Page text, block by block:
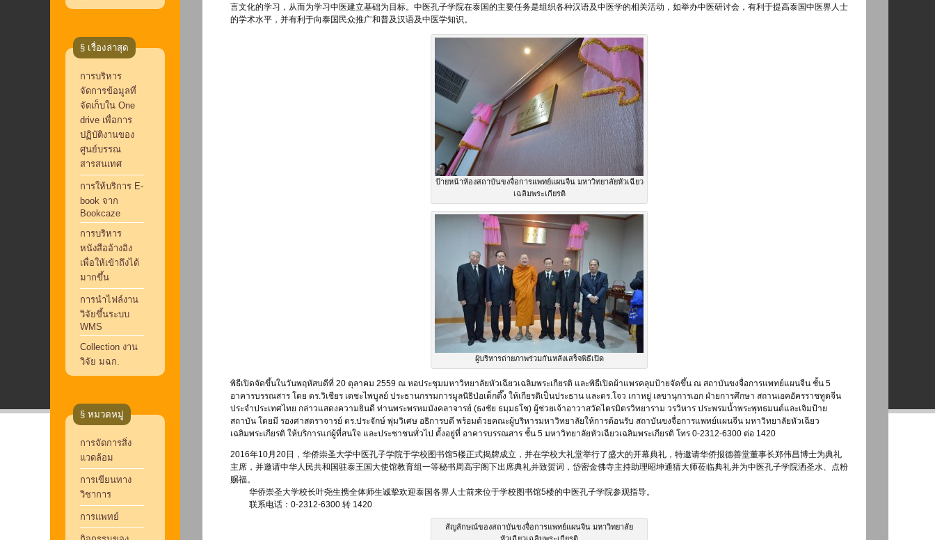
§ เรื่องล่าสุด
การบริหาร
จัดการข้อมูลที่
จัดเก็บใน One
drive เพื่อการ
ปฏิบัติงานของ
ศูนย์บรรณ
สารสนเทศ
การให้บริการ E-
book จาก
Bookcaze
การบริหาร
หนังสืออ้างอิง
เพื่อให้เข้าถึงได้
มากขึ้น
การนำไฟล์งาน
วิจัยขึ้นระบบ
WMS
Collection งาน
วิจัย มฉก.
§ หมวดหมู่
การจัดการสิ่ง
แวดล้อม
การเขียนทาง
วิชาการ
การแพทย์
言文化的学习，从而为学习中医建立基础为目标。中医孔子学院在泰国的主要任务是组织各种汉语及中医学的相关活动，如举办中医研讨会，有利于提高泰国中医界人士
的学术水平，并有利于向泰国民众推广和普及汉语及中医学知识。
ป้ายหน้าห้องสถาบันขงจื่อการแพทย์แผนจีน มหาวิทยาลัยหัวเฉียว
เฉลิมพระเกียรติ
ผู้บริหารถ่ายภาพร่วมกันหลังเสร็จพิธีเปิด
พิธีเปิดจัดขึ้นในวันพฤหัสบดีที่ 20 ตุลาคม 2559 ณ หอประชุมมหาวิทยาลัยหัวเฉียวเฉลิมพระเกียรติ และพิธีเปิดผ้าแพรคลุมป้ายจัดขึ้น ณ สถาบันขงจื่อการแพทย์แผนจีน ชั้น 5
อาคารบรรณสาร โดย ดร.วิเชียร เตชะไพบูลย์ ประธานกรรมการมูลนิธิป่อเต็กตึ๊ง ให้เกียรติเป็นประธาน และดร.โจว เกาหยู่ เลขานุการเอก ฝ่ายการศึกษา สถานเอคอัครราชทูตจีน
ประจำประเทศไทย กล่าวแสดงความยินดี ท่านพระพรหมมังคลาจารย์ (ธงชัย ธมฺมธโช) ผู้ช่วยเจ้าอาวาสวัดไตรมิตรวิทยาราม วรวิหาร ประพรมน้ำพระพุทธมนต์และเจิมป้าย
สถาบัน โดยมี รองศาสตราจารย์ ดร.ประจักษ์ พุ่มวิเศษ อธิการบดี พร้อมด้วยคณะผู้บริหารมหาวิทยาลัยให้การต้อนรับ สถาบันขงจื่อการแพทย์แผนจีน มหาวิทยาลัยหัวเฉียว
เฉลิมพระเกียรติ ให้บริการแก่ผู้ที่สนใจ และประชาชนทั่วไป ตั้งอยู่ที่ อาคารบรรณสาร ชั้น 5 มหาวิทยาลัยหัวเฉียวเฉลิมพระเกียรติ โทร 0-2312-6300 ต่อ 1420
2016年10月20日，华侨崇圣大学中医孔子学院于学校图书馆5楼正式揭牌成立，并在学校大礼堂举行了盛大的开幕典礼，特邀请华侨报德善堂董事长郑伟昌博士为典礼
主席，并邀请中华人民共和国驻泰王国大使馆教育组一等秘书周高宇阁下出席典礼并致贺词，岱密金佛寺主持助理昭坤通猜大师莅临典礼并为中医孔子学院洒圣水、点粉
赐福。
华侨崇圣大学校长叶尧生携全体师生诚挚欢迎泰国各界人士前来位于学校图书馆5楼的中医孔子学院参观指导。
联系电话：0-2312-6300 转 1420
สัญลักษณ์ของสถาบันขงจื่อการแพทย์แผนจีน มหาวิทยาลัย